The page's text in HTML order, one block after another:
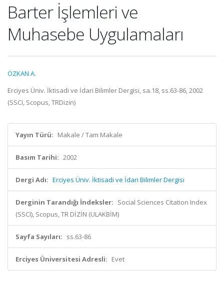
Barter İşlemleri ve
Muhasebe Uygulamaları
ÖZKAN A.
Erciyes Üniv. İktisadi ve İdari Bilimler Dergisi, sa.18, ss.63-86, 2002
(SSCI, Scopus, TRDizin)
Yayın Türü: Makale / Tam Makale
Basım Tarihi: 2002
Dergi Adı: Erciyes Üniv. İktisadi ve İdari Bilimler Dergisi
Derginin Tarandığı İndeksler: Social Sciences Citation Index
(SSCI), Scopus, TR DİZİN (ULAKBİM)
Sayfa Sayıları: ss.63-86
Erciyes Üniversitesi Adresli: Evet